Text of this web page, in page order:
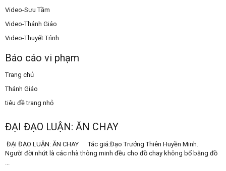
Video-Sưu Tầm
Video-Thánh Giáo
Video-Thuyết Trình
Báo cáo vi phạm
Trang chủ
Thánh Giáo
tiêu đề trang nhỏ
ĐẠI ĐẠO LUẬN: ĂN CHAY
ĐẠI ĐẠO LUẬN: ĂN CHAY Tác giả:Đạo Trưởng Thiên Huyền Minh.
Người đời nhứt là các nhà thông minh đều cho đồ chay không bổ bằng đồ